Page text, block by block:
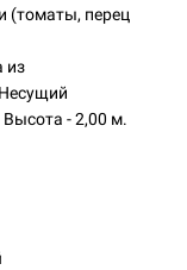
(томаты, перец
из
- 2,00 м.